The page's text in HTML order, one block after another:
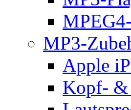
MP3-
Apple
Kopf- &